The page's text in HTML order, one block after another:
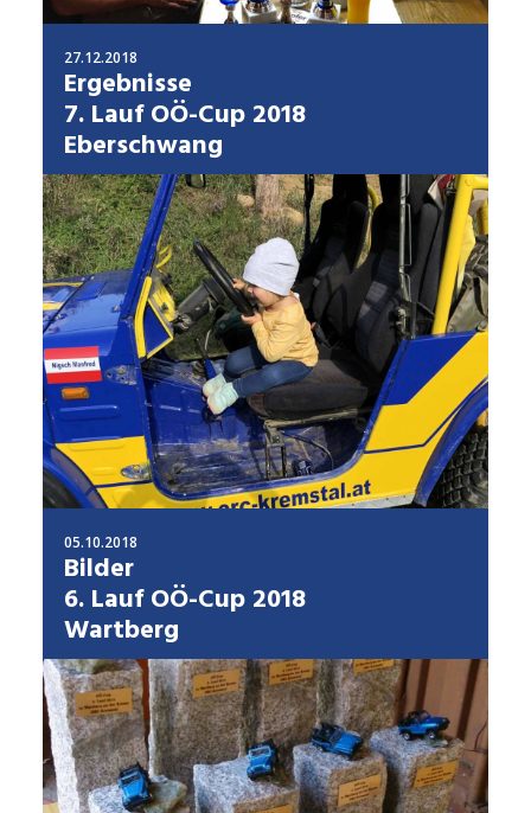
27.12.2018
Ergebnisse
7. Lauf OÖ-Cup 2018
Eberschwang
05.10.2018
Bilder
6. Lauf OÖ-Cup 2018
Wartberg